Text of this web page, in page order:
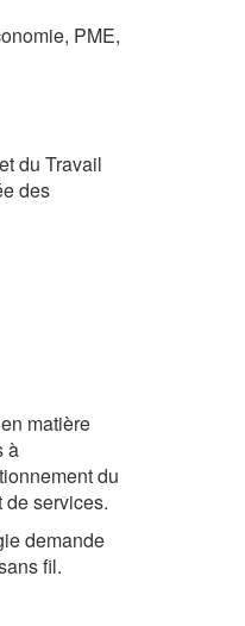
PME,
du Travail
des
matière
à
du
services.
demande
fil.